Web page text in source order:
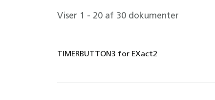
Viser 1 - 20 af 30 dokumenter
TIMERBUTTON3 for EXact2